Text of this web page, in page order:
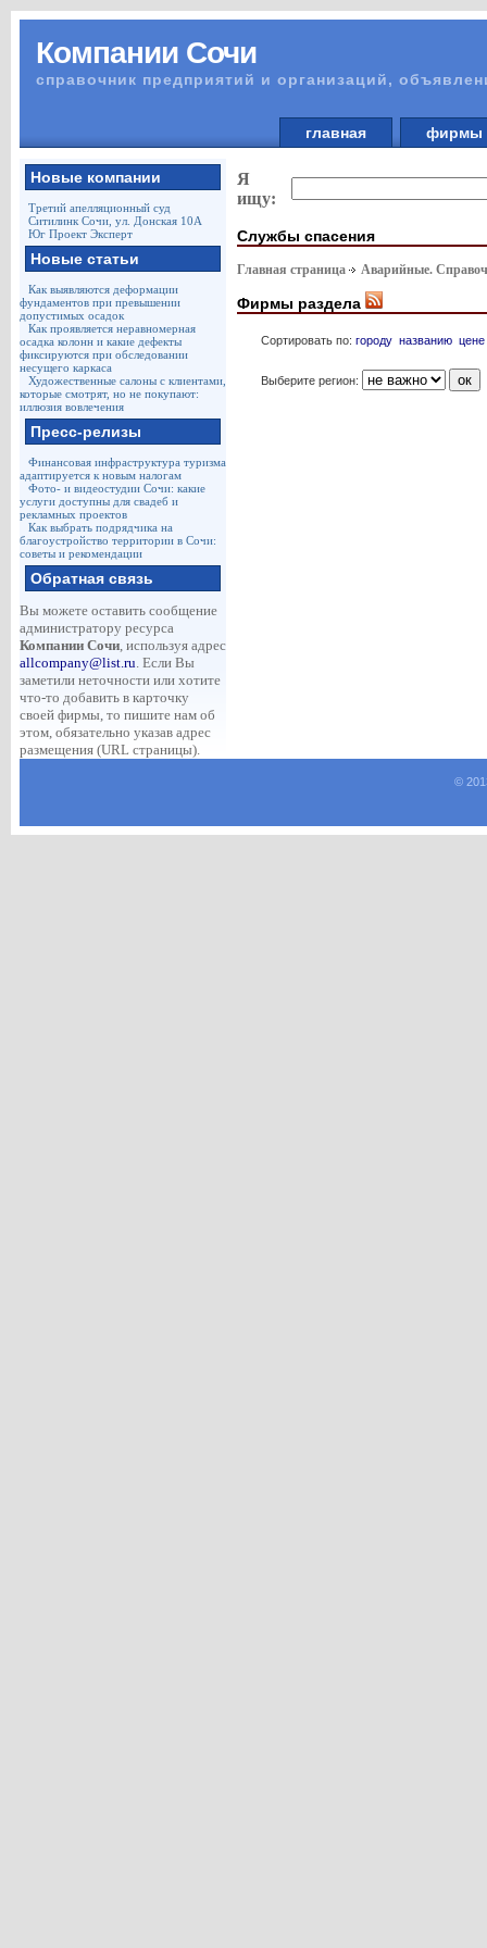
Компании Сочи
справочник предприятий и организаций,
главная
Новые компании
Третий апелляционный суд
Ситилинк Сочи, ул. Донская 10А
Юг Проект Эксперт
Новые статьи
Как выявляются деформации
фундаментов при превышении
допустимых осадок
Как проявляется неравномерная
осадка колонн и какие дефекты
фиксируются при обследовании
несущего каркаса
Художественные салоны с клиентами,
которые смотрят, но не покупают:
иллюзия вовлечения
Пресс-релизы
Финансовая инфраструктура туризма
адаптируется к новым налогам
Фото- и видеостудии Сочи: какие
услуги доступны для свадеб и
рекламных проектов
Как выбрать подрядчика на
благоустройство территории в Сочи:
советы и рекомендации
Обратная связь
Вы можете оставить сообщение
администратору ресурса
Компании Сочи, используя адрес
allcompany@list.ru. Если Вы
заметили неточности или хотите
что-то добавить в карточку
своей фирмы, то пишите нам об
этом, обязательно указав адрес
размещения (URL страницы).
Я
ищу:
Службы спасения
Главная страница Аварийные.
Фирмы раздела
Сортировать по: городу названию цене
Выберите регион:
©